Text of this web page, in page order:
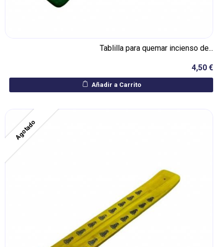
Tablilla para quemar incienso de...
4,50 €
Añadir a Carrito
Agotado